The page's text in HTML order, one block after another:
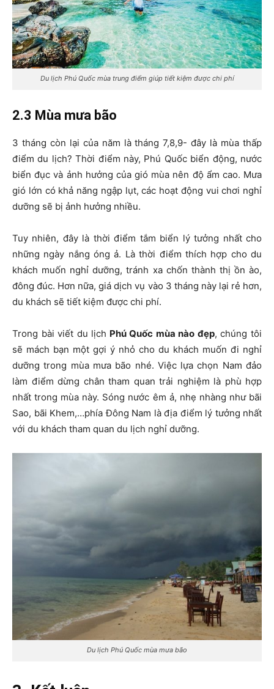
Du lịch Phú Quốc mùa trung điểm giúp tiết kiệm được chi phí
2.3 Mùa mưa bão
3 tháng còn lại của năm là tháng 7,8,9- đây là mùa thấp
điểm du lịch? Thời điểm này, Phú Quốc biển động, nước
biển đục và ảnh hưởng của gió mùa nên độ ẩm cao. Mưa
gió lớn có khả năng ngập lụt, các hoạt động vui chơi nghỉ
dưỡng sẽ bị ảnh hưởng nhiều.
Tuy nhiên, đây là thời điểm tắm biển lý tưởng nhất cho
những ngày nắng óng ả. Là thời điểm thích hợp cho du
khách muốn nghỉ dưỡng, tránh xa chốn thành thị ồn ào,
đông đúc. Hơn nữa, giá dịch vụ vào 3 tháng này lại rẻ hơn,
du khách sẽ tiết kiệm được chi phí.
Trong bài viết du lịch Phú Quốc mùa nào đẹp, chúng tôi
sẽ mách bạn một gợi ý nhỏ cho du khách muốn đi nghỉ
dưỡng trong mùa mưa bão nhé. Việc lựa chọn Nam đảo
làm điểm dừng chân tham quan trải nghiệm là phù hợp
nhất trong mùa này. Sóng nước êm ả, nhẹ nhàng như bãi
Sao, bãi Khem,…phía Đông Nam là địa điểm lý tưởng nhất
với du khách tham quan du lịch nghỉ dưỡng.
Du lịch Phú Quốc mùa mưa bão